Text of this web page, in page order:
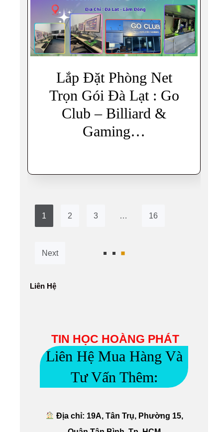
Lắp Đặt Phòng Net
Trọn Gói Đà Lạt : Go
Club – Billiard &
Gaming…
1 2 3 … 16
Next
Liên Hệ
TIN HỌC HOÀNG PHÁT
Liên Hệ Mua Hàng Và
Tư Vấn Thêm:
Địa chỉ: 19A, Tân Trụ, Phường 15,